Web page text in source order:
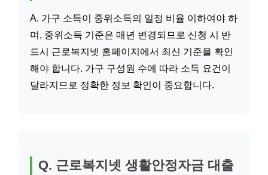
A. 가구 소득이 중위소득의 일정 비율 이하여야 하
며, 중위소득 기준은 매년 변경되므로 신청 시 반
드시 근로복지넷 홈페이지에서 최신 기준을 확인
해야 합니다. 가구 구성원 수에 따라 소득 요건이
달라지므로 정확한 정보 확인이 중요합니다.
Q. 근로복지넷 생활안정자금 대출